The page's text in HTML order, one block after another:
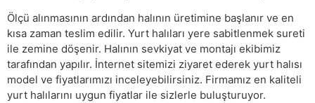
Ölçü alınmasının ardından halının üretimine başlanır ve en
kısa zaman teslim edilir. Yurt halıları yere sabitlenmek sureti
ile zemine döşenir. Halının sevkiyat ve montajı ekibimiz
tarafından yapılır. İnternet sitemizi ziyaret ederek yurt halısı
model ve fiyatlarımızı inceleyebilirsiniz. Firmamız en kaliteli
yurt halılarını uygun fiyatlar ile sizlerle buluşturuyor.